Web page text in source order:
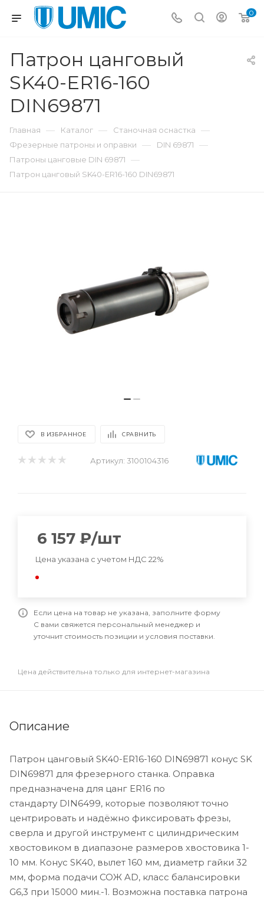
0
Патрон цанговый
SK40-ER16-160
DIN69871
Главная — Каталог — Станочная оснастка —
Фрезерные патроны и оправки — DIN 69871 —
Патроны цанговые DIN 69871 —
Патрон цанговый SK40-ER16-160 DIN69871
В ИЗБРАННОЕ СРАВНИТЬ
Артикул: 3100104316
6 157 ₽/шт
Цена указана с учетом НДС 22%
Если цена на товар не указана, заполните форму
С вами свяжется персональный менеджер и
уточнит стоимость позиции и условия поставки.
Цена действительна только для интернет-магазина
Описание
Патрон цанговый SK40-ER16-160 DIN69871 конус SK
DIN69871 для фрезерного станка. Оправка
предназначена для цанг ER16 по
стандарту DIN6499, которые позволяют точно
центрировать и надёжно фиксировать фрезы,
сверла и другой инструмент с цилиндрическим
хвостовиком в диапазоне размеров хвостовика 1-
10 мм. Конус SK40, вылет 160 мм, диаметр гайки 32
мм, форма подачи СОЖ AD, класс балансировки
G6,3 при 15000 мин.-1. Возможна поставка патрона